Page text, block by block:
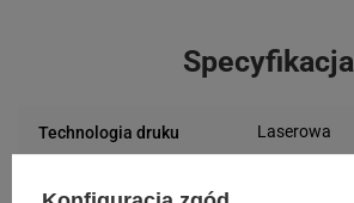
Specyfikacja
Technologia druku Laserowa